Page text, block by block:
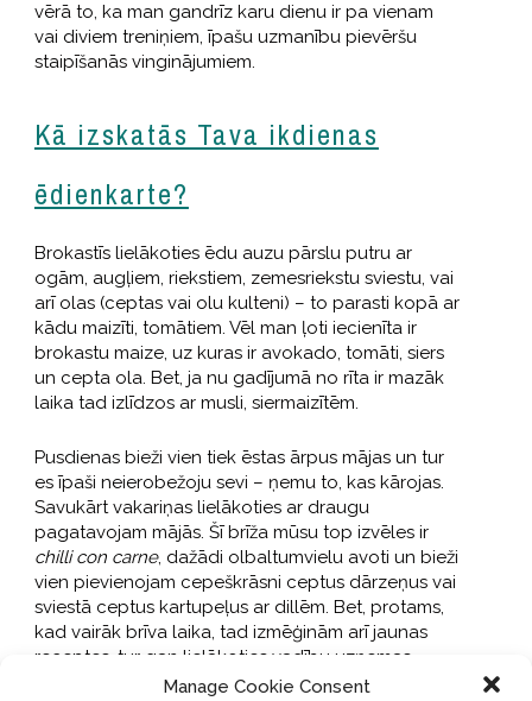
Manage Cookie Consent
vērā to, ka man gandrīz karu dienu ir pa vienam
vai diviem treniņiem, īpašu uzmanību pievēršu
staipīšanās vinginājumiem.
Kā izskatās Tava ikdienas
ēdienkarte?
Brokastīs lielākoties ēdu auzu pārslu putru ar
ogām, augļiem, riekstiem, zemesriekstu sviestu, vai
arī olas (ceptas vai olu kulteni) – to parasti kopā ar
kādu maizīti, tomātiem. Vēl man ļoti iecienīta ir
brokastu maize, uz kuras ir avokado, tomāti, siers
un cepta ola. Bet, ja nu gadījumā no rīta ir mazāk
laika tad izlīdzos ar musli, siermaizītēm.
Pusdienas bieži vien tiek ēstas ārpus mājas un tur
es īpaši neierobežoju sevi – ņemu to, kas kārojas.
Savukārt vakariņas lielākoties ar draugu
pagatavojam mājās. Šī brīža mūsu top izvēles ir
chilli con carne, dažādi olbaltumvielu avoti un bieži
vien pievienojam cepeškrāsni ceptus dārzeņus vai
sviestā ceptus kartupeļus ar dillēm. Bet, protams,
kad vairāk brīva laika, tad izmēģinām arī jaunas
receptes, tur gan lielākoties vadību uzņemas
mans draugs – viņš ir virtuves guru. Bet ir arī